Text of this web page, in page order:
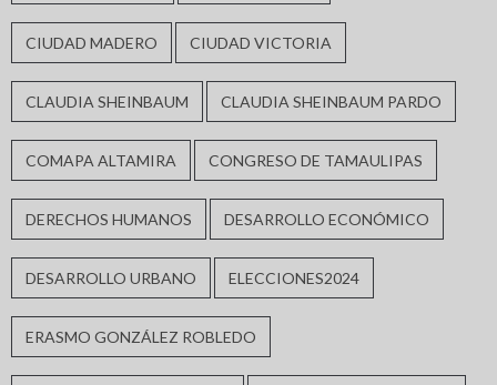
CIUDAD MADERO CIUDAD VICTORIA
CLAUDIA SHEINBAUM CLAUDIA SHEINBAUM PARDO
COMAPA ALTAMIRA CONGRESO DE TAMAULIPAS
DERECHOS HUMANOS DESARROLLO ECONÓMICO
DESARROLLO URBANO ELECCIONES2024
ERASMO GONZÁLEZ ROBLEDO